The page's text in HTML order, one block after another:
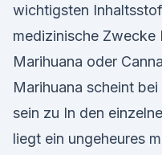
wichtigsten
medizinische Zwecke
Marihuana oder
Marihuana scheint
sein zu In den
liegt ein ungeheures